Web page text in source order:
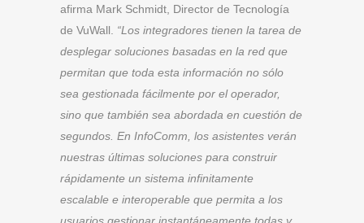
afirma Mark Schmidt, Director de Tecnología
de VuWall. “Los integradores tienen la tarea de
desplegar soluciones basadas en la red que
permitan que toda esta información no sólo
sea gestionada fácilmente por el operador,
sino que también sea abordada en cuestión de
segundos. En InfoComm, los asistentes verán
nuestras últimas soluciones para construir
rápidamente un sistema infinitamente
escalable e interoperable que permita a los
usuarios gestionar instantáneamente todas y